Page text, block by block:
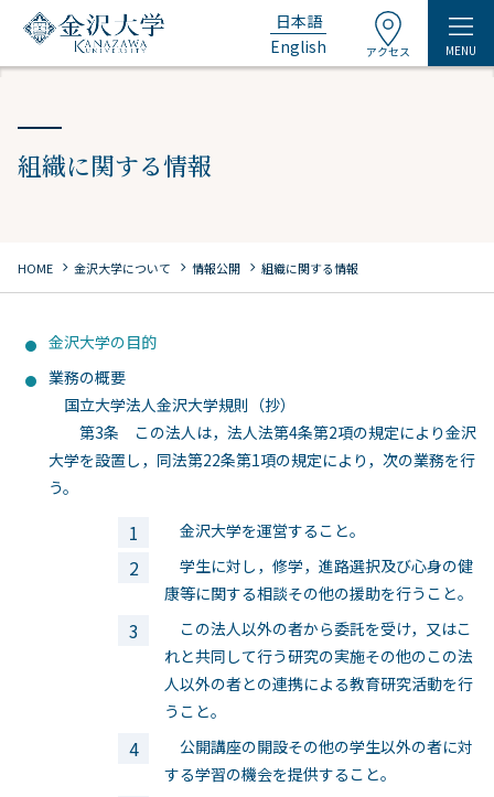
日本語
English
アクセス MENU
組織に関する情報
HOME chevron_right 金沢大学について chevron_right 情報公開 chevron_right 組織に関する情報
金沢大学の目的
業務の概要
国立大学法人金沢大学規則（抄）
第3条 この法人は，法人法第4条第2項の規定により金沢
大学を設置し，同法第22条第1項の規定により，次の業務を行
う。
金沢大学を運営すること。
学生に対し，修学，進路選択及び心身の健
康等に関する相談その他の援助を行うこと。
この法人以外の者から委託を受け，又はこ
れと共同して行う研究の実施その他のこの法
人以外の者との連携による教育研究活動を行
うこと。
公開講座の開設その他の学生以外の者に対
する学習の機会を提供すること。